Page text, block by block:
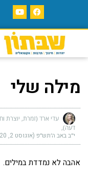
מילה שלי
עדי ארד (זמרת, יוצרת
דעה)
י״ב באב ה׳תש״פ (אוגוסט 2, 2020)
אהבה לא נמדדת במילים.